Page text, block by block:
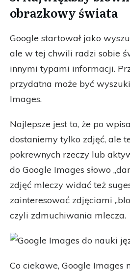
obrazkowy świata
Google startował jako
ale w tej chwili radzi sobie
innymi typami informacji.
przydatna może być
Images.
Najlepsze jest to, że po
dostaniemy tylko zdjęć, ale
pokrewnych rzeczy lub
do Google Images słowo
zdjęć mleczy widać też
zainteresować zdjęciami
czyli zdmuchiwania mlecza.
Co ciekawe, Google Images